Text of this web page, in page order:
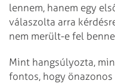
lennem, hanem egy
válaszolta arra
nem merült-e fel
Mint hangsúlyozta,
fontos, hogy önazonos